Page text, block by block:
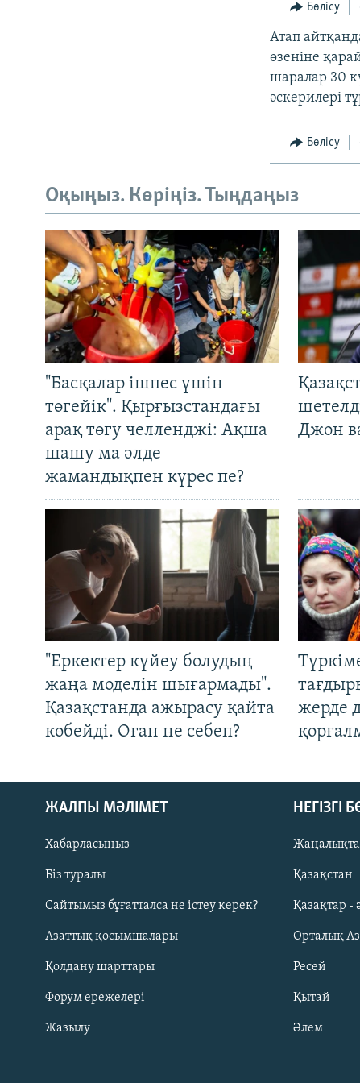
Русский
ЖАЗЫЛЫҢЫЗ
Бөлісу
Атап
өзеніне
шаралар 30
әскерилері
Бөлісу
Оқыңыз. Көріңіз. Тыңдаңыз
"Басқалар ішпес үшін
төгейік". Қырғызстандағы
арақ төгу челленджі: Ақша
шашу ма әлде
жамандықпен күрес пе?
Джон
"Еркектер күйеу болудың
жаңа моделін шығармады".
Қазақстанда ажырасу қайта
көбейді. Оған не себеп?
жерде
ЖАЛПЫ МӘЛІМЕТ
Хабарласыңыз
Біз туралы
Сайтымыз бұғатталса не істеу керек?
Азаттық қосымшалары
Қолдану шарттары
Форум ережелері
Жазылу
НЕГІЗГІ
Қазақстан
Қазақтар -
Орталық
Ресей
Қытай
Әлем